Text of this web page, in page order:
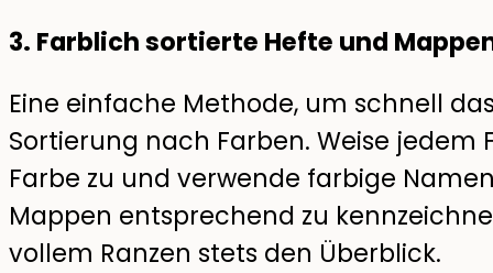
3. Farblich sortierte Hefte und
Eine einfache Methode, um schnell
Sortierung nach Farben. Weise jedem
Farbe zu und verwende farbige
Mappen entsprechend zu
vollem Ranzen stets den Überblick.